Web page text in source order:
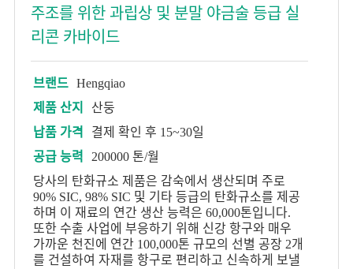
주조를 위한 과립상 및 분말 야금술 등급 실
리콘 카바이드
브랜드 Hengqiao
제품 산지
산둥
납품 가격
결제 확인 후 15~30일
공급 능력
200000 톤/월
당사의 탄화규소 제품은 감숙에서 생산되며 주로
90% SIC, 98% SIC 및 기타 등급의 탄화규소를 제공
하며 이 재료의 연간 생산 능력은 60,000톤입니다.
또한 수출 사업에 부응하기 위해 신강 항구와 매우
가까운 천진에 연간 100,000톤 규모의 선별 공장 2개
를 건설하여 자재를 항구로 편리하고 신속하게 보낼